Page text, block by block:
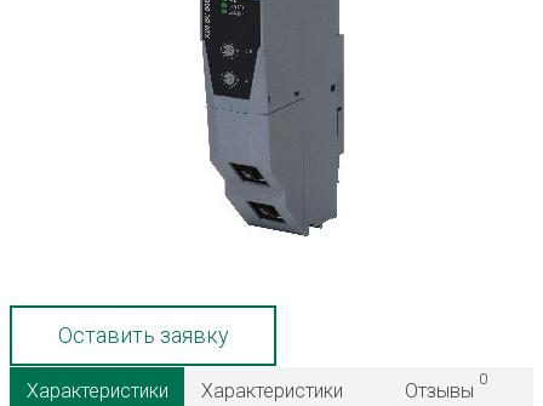
Оставить заявку
Характеристики Характеристики Отзывы
0